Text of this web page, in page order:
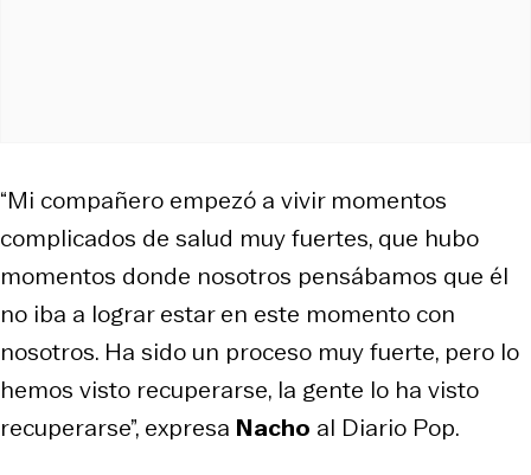
“Mi compañero empezó a vivir momentos
complicados de salud muy fuertes, que hubo
momentos donde nosotros pensábamos que él
no iba a lograr estar en este momento con
nosotros. Ha sido un proceso muy fuerte, pero lo
hemos visto recuperarse, la gente lo ha visto
recuperarse”, expresa Nacho al Diario Pop.